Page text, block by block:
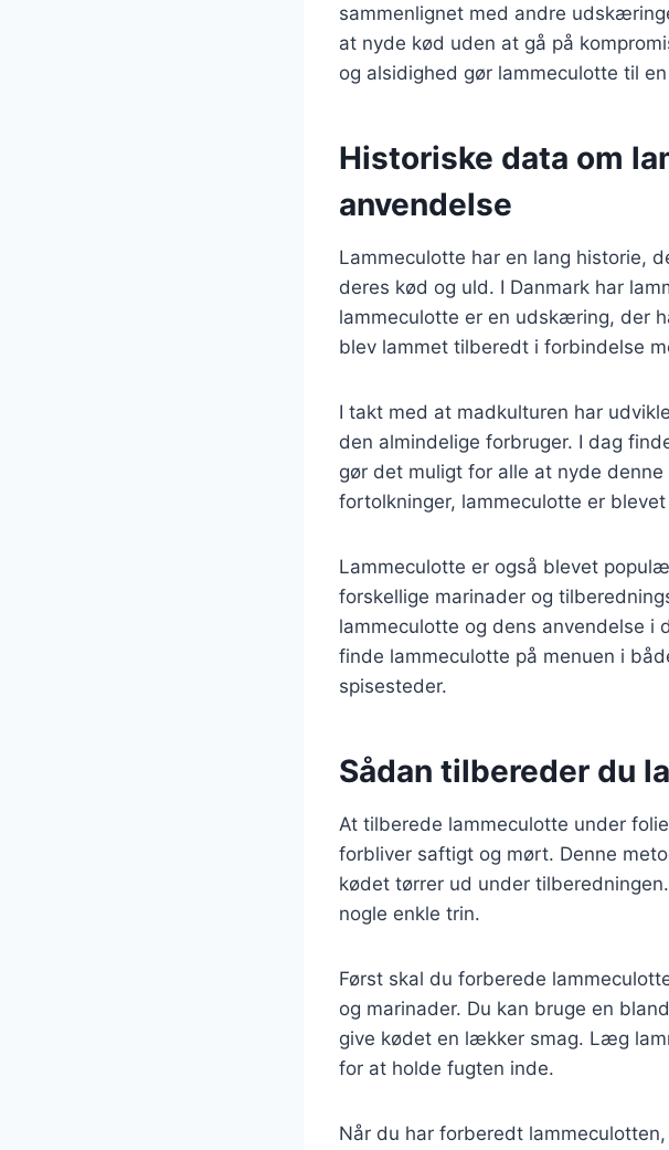
sammenlignet med andre
at nyde kød uden at gå på
og alsidighed gør lammeculotte til
Historiske data om
anvendelse
Lammeculotte har en lang historie,
deres kød og uld. I Danmark har
lammeculotte er en udskæring, der
blev lammet tilberedt i forbindelse
I takt med at madkulturen har
den almindelige forbruger. I dag
gør det muligt for alle at nyde
fortolkninger, lammeculotte er
Lammeculotte er også blevet
forskellige marinader og
lammeculotte og dens anvendelse
finde lammeculotte på menuen i
spisesteder.
Sådan tilbereder du
At tilberede lammeculotte under
forbliver saftigt og mørt. Denne
kødet tørrer ud under
nogle enkle trin.
Først skal du forberede
og marinader. Du kan bruge en
give kødet en lækker smag. Læg
for at holde fugten inde.
Når du har forberedt